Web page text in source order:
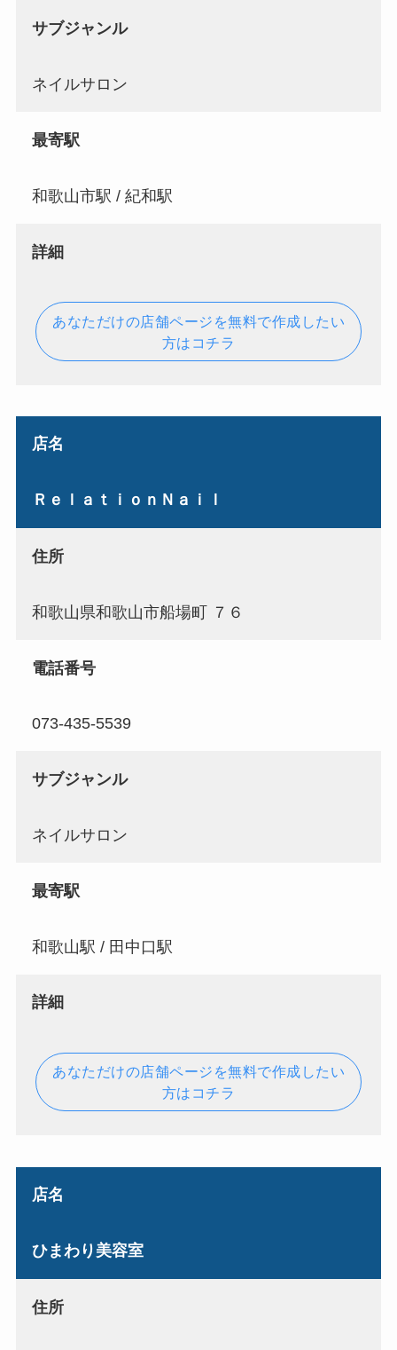
サブジャンル
ネイルサロン
最寄駅
和歌山市駅 / 紀和駅
詳細
あなただけの店舗ページを無料で作成したい
方はコチラ
店名
ＲｅｌａｔｉｏｎＮａｉｌ
住所
和歌山県和歌山市船場町 ７６
電話番号
073-435-5539
サブジャンル
ネイルサロン
最寄駅
和歌山駅 / 田中口駅
詳細
あなただけの店舗ページを無料で作成したい
方はコチラ
店名
ひまわり美容室
住所